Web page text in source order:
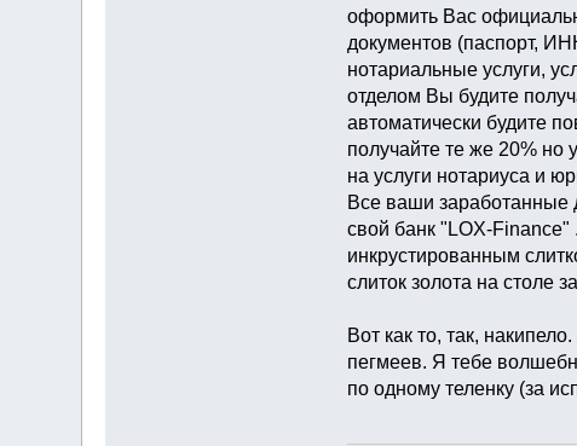
оформить Вас
документов (паспорт,
нотариальные услуги,
отделом Вы будите
автоматически
получайте те же 20%
на услуги нотариуса и
Все ваши заработанные
свой банк "LOX-Finance"
инкрустированным
слиток золота на столе
Вот как то, так,
пегмеев. Я тебе
по одному теленку (за